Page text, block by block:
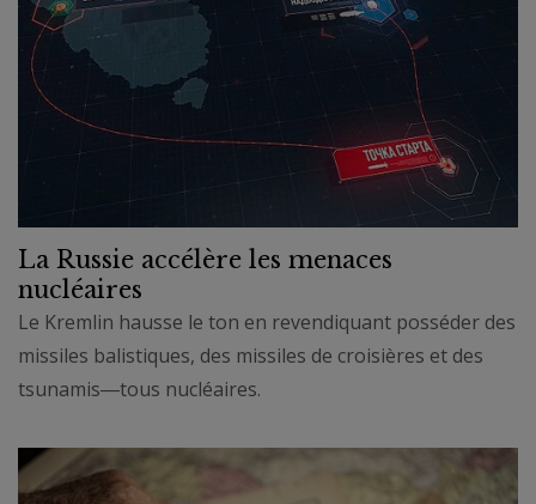
La Russie accélère les menaces
nucléaires
Le Kremlin hausse le ton en revendiquant posséder des
missiles balistiques, des missiles de croisières et des
tsunamis―tous nucléaires.